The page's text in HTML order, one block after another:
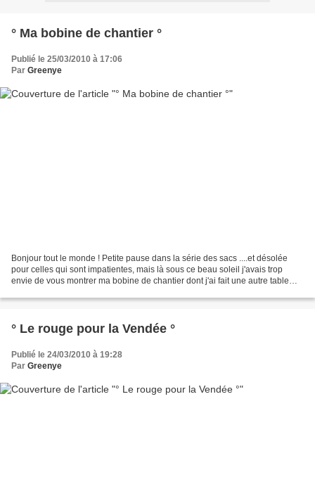
° Ma bobine de chantier °
Publié le 25/03/2010 à 17:06
Par Greenye
Bonjour tout le monde ! Petite pause dans la série des sacs ....et désolée
pour celles qui sont impatientes, mais là sous ce beau soleil j'avais trop
envie de vous montrer ma bobine de chantier dont j'ai fait une autre table
° Le rouge pour la Vendée °
Publié le 24/03/2010 à 19:28
Par Greenye